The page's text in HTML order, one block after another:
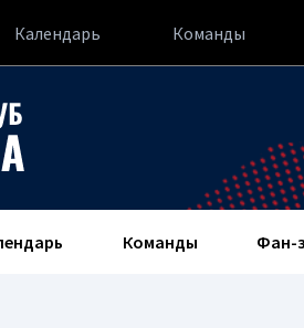
Календарь Команды
Команды Фан-